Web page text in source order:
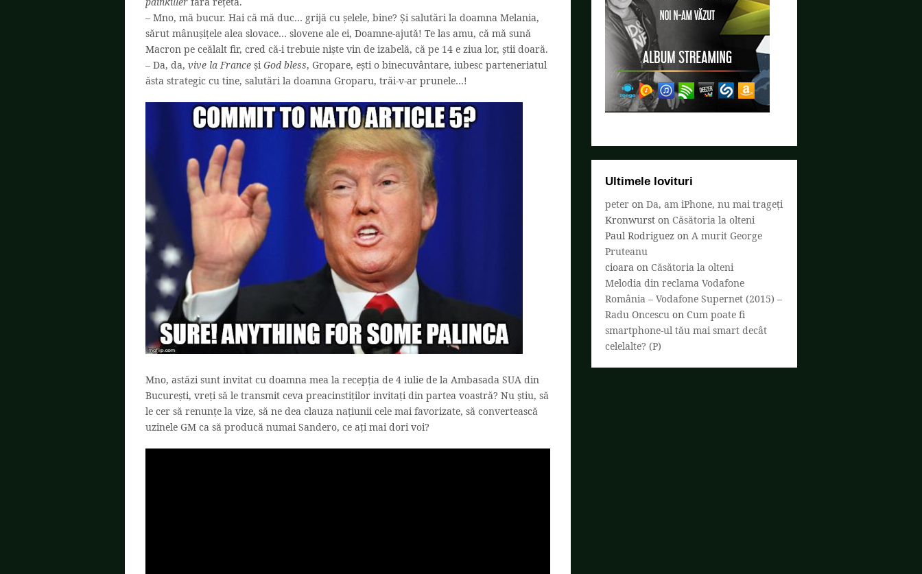
– Mno, mă bucur. Hai că mă duc… grijă cu șelele, bine? Și salutări la doamna Melania,
sărut mânușițele alea slovace… slovene ale ei, Doamne-ajută! Te las amu, că mă sună
Macron pe ceălalt fir, cred că-i trebuie niște vin de izabelă, că pe 14 e ziua lor, știi doară.
– Da, da, vive la France șiGod bless, Gropare, ești o binecuvântare, iubesc parteneriatul
ăsta strategic cu tine, salutări la doamna Groparu, trăi-v-ar prunele…!
Mno, astăzi sunt invitat cu doamna mea la recepția de 4 iulie de la Ambasada SUA din
București, vreți să le transmit ceva preacinstiților invitați din partea voastră? Nu știu, să
le cer să renunțe la vize, să ne dea clauza națiunii cele mai favorizate, să convertească
uzinele GM ca să producă numai Sandero, ce ați mai dori voi?
Ultimele lovituri
peter on Da, am iPhone, nu mai trageți
Kronwurst on Căsătoria la olteni
Paul Rodriguez on A murit George
Pruteanu
cioara on Căsătoria la olteni
Melodia din reclama Vodafone
România – Vodafone Supernet (2015) –
Radu Oncescu on Cum poate fi
smartphone-ul tău mai smart decât
celelalte? (P)